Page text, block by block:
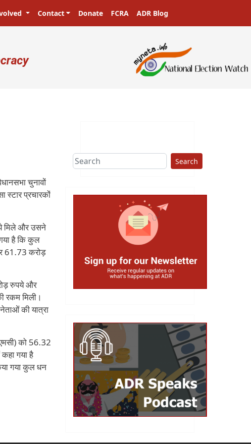
Contact Donate FCRA ADR Blog
चुनावों
प्रचारकों
मिले और उसने
है कि कुल
61.73 करोड़
रुपये और
रकम मिली।
की यात्रा
को 56.32
गया है
गया कुल धन
Search